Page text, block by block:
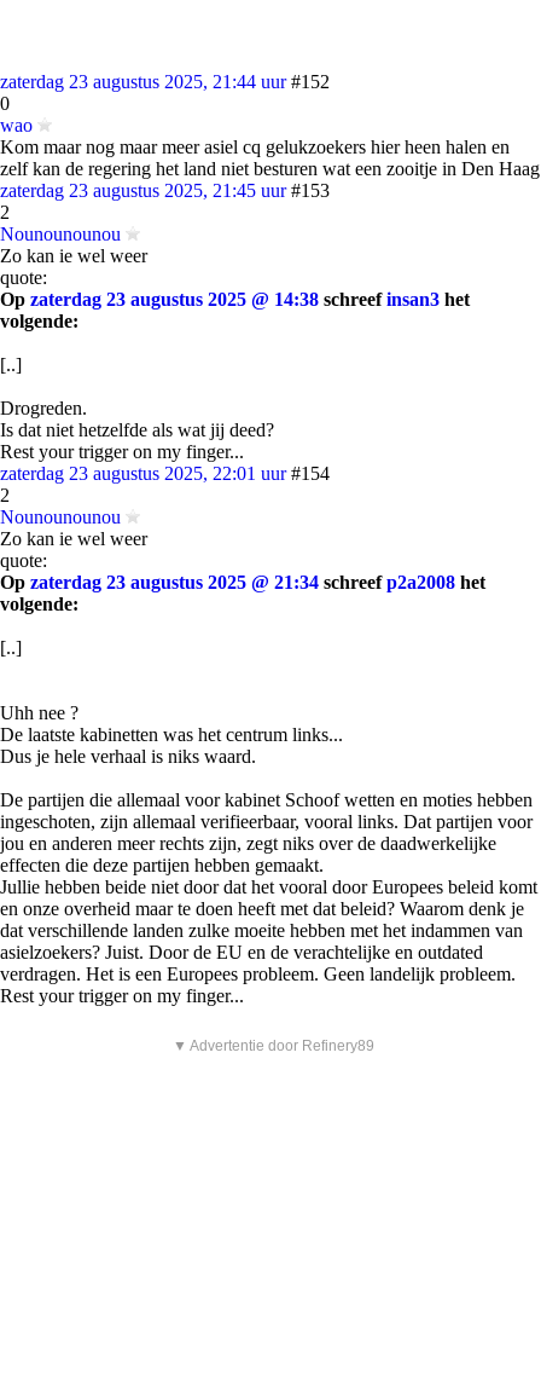
zaterdag 23 augustus 2025, 21:44 uur #152
0
wao
Kom maar nog maar meer asiel cq gelukzoekers hier heen halen en
zelf kan de regering het land niet besturen wat een zooitje in Den Haag
zaterdag 23 augustus 2025, 21:45 uur #153
2
Nounounounou
Zo kan ie wel weer
quote:
Op zaterdag 23 augustus 2025 @ 14:38 schreefinsan3 het
volgende:
[..]
Drogreden.
Is dat niet hetzelfde als wat jij deed?
Rest your trigger on my finger...
zaterdag 23 augustus 2025, 22:01 uur #154
2
Nounounounou
Zo kan ie wel weer
quote:
Op zaterdag 23 augustus 2025 @ 21:34 schreefp2a2008 het
volgende:
[..]
Uhh nee ?
De laatste kabinetten was het centrum links...
Dus je hele verhaal is niks waard.
De partijen die allemaal voor kabinet Schoof wetten en moties hebben
ingeschoten, zijn allemaal verifieerbaar, vooral links. Dat partijen voor
jou en anderen meer rechts zijn, zegt niks over de daadwerkelijke
effecten die deze partijen hebben gemaakt.
Jullie hebben beide niet door dat het vooral door Europees beleid komt
en onze overheid maar te doen heeft met dat beleid? Waarom denk je
dat verschillende landen zulke moeite hebben met het indammen van
asielzoekers? Juist. Door de EU en de verachtelijke en outdated
verdragen. Het is een Europees probleem. Geen landelijk probleem.
Rest your trigger on my finger...
▼ Advertentie door Refinery89